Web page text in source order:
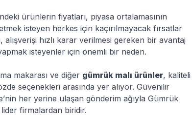
ürünlerin fiyatları, piyasa ortalamasının
isteyen herkes için kaçırılmayacak fırsatlar
alışverişi hızlı karar verilmesi gereken bir avantaj
isteyenler için önemli bir neden.
makarası ve diğer gümrük malı ürünler, kaliteli
seçenekleri arasında yer alıyor. Güvenilir
her yerine ulaşan gönderim ağıyla Gümrük
firmalardan biridir.